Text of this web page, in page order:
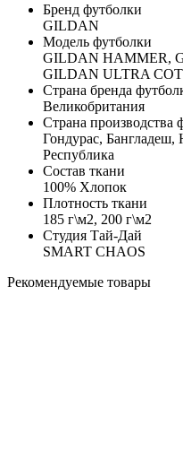
Бренд футболки
GILDAN
Модель футболки
GILDAN HAMMER,
GILDAN ULTRA
Страна бренда
Великобритания
Страна производства
Гондурас, Бангладеш,
Республика
Состав ткани
100% Хлопок
Плотность ткани
185 г\м2, 200 г\м2
Студия Тай-Дай
SMART CHAOS
Рекомендуемые товары